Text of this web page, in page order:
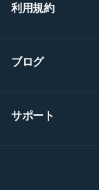
利用規約
ブログ
サポート